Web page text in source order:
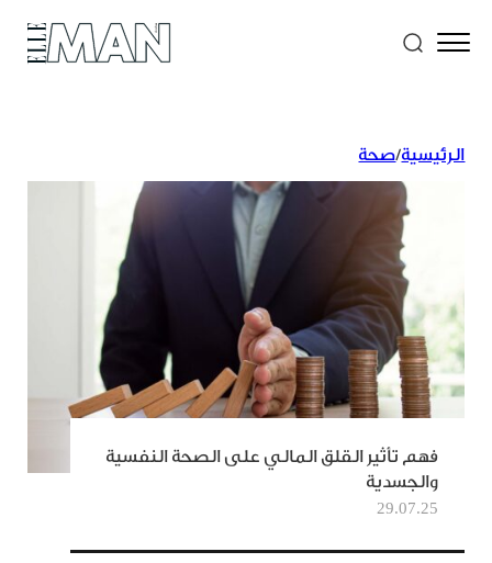
الرئيسية/صحة
فهم تأثير القلق المالي على الصحة النفسية
والجسدية
29.07.25